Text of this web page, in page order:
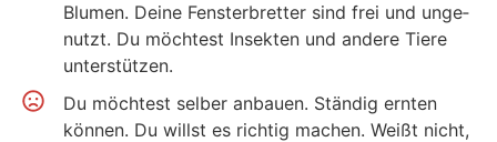
Blu­men. Dei­ne Fens­ter­bret­ter sind frei und unge­
nutzt. Du möch­test Insek­ten und ande­re Tie­re
unter­stüt­zen.
Du möch­test sel­ber anbau­en. Stän­dig ern­ten
kön­nen. Du willst es rich­tig machen. Weißt nicht,